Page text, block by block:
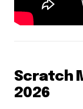
Scratch
2026